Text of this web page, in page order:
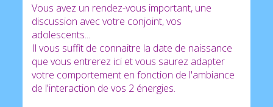
Vous avez un rendez-vous important, une
discussion avec votre conjoint, vos
adolescents...
Il vous suffit de connaitre la date de naissance
que vous entrerez ici et vous saurez adapter
votre comportement en fonction de l'ambiance
de l'interaction de vos 2 énergies.